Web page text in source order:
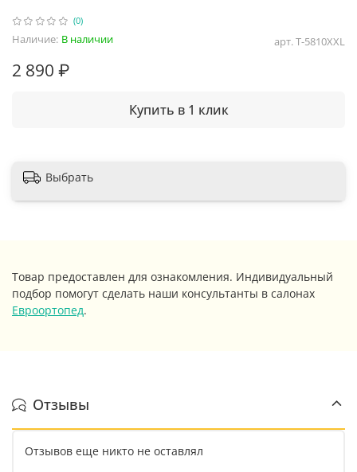
(0)
арт.Т-5810XXL
Наличие: В наличии
2 890 ₽
Купить в 1 клик
Выбрать
Товар предоставлен для ознакомления. Индивидуальный
подбор помогут сделать наши консультанты в салонах
Евроортопед.
Отзывы
Отзывов еще никто не оставлял